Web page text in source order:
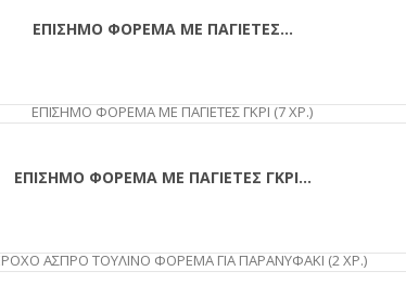
ΕΠΙΣΗΜΟ ΦΟΡΕΜΑ ΜΕ ΠΑΓΙΕΤΕΣ...
ΕΠΙΣΗΜΟ ΦΟΡΕΜΑ ΜΕ ΠΑΓΙΕΤΕΣ ΓΚΡΙ...